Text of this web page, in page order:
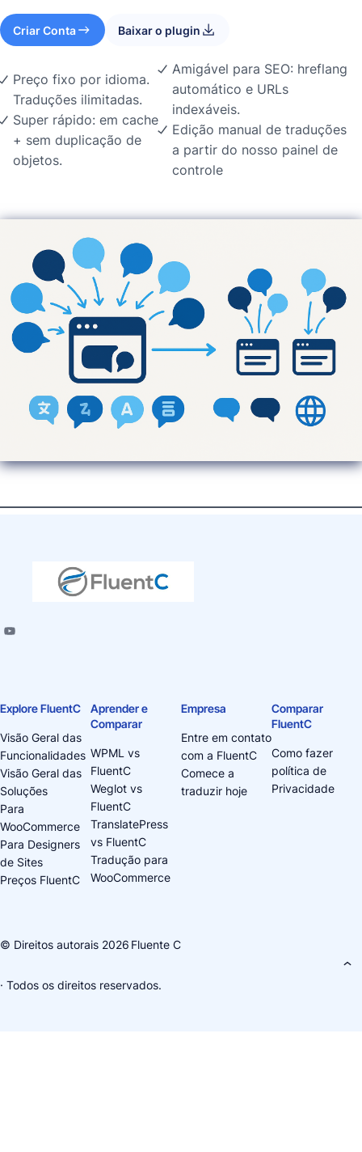
Criar Conta Baixar o plugin
Preço fixo por idioma.
Traduções ilimitadas.
Super rápido: em cache
+ sem duplicação de
objetos.
Amigável para SEO: hreflang
automático e URLs
indexáveis.
Edição manual de traduções
a partir do nosso painel de
controle
Explore FluentC
Visão Geral das
Funcionalidades
Visão Geral das
Soluções
Para
WooCommerce
Para Designers
de Sites
Preços FluentC
Aprender e
Comparar
WPML vs
FluentC
Weglot vs
FluentC
TranslatePress
vs FluentC
Tradução para
WooCommerce
Empresa
Entre em contato
com a FluentC
Comece a
traduzir hoje
Comparar
FluentC
Como fazer
política de
Privacidade
© Direitos autorais 2026 Fluente C
· Todos os direitos reservados.